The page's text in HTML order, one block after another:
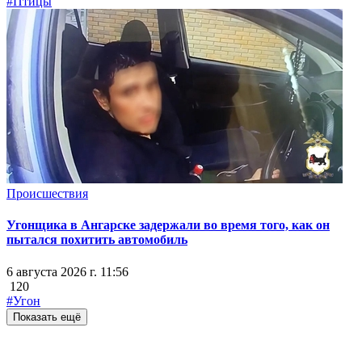
Происшествия
Угонщика в Ангарске задержали во время того, как он
пытался похитить автомобиль
6 августа 2026 г. 11:56
120
#Угон
Показать ещё